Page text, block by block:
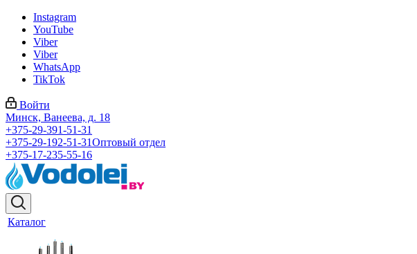
Instagram
YouTube
Viber
Viber
WhatsApp
TikTok
Войти
Минск, Ванеева, д. 18
+375-29-391-51-31
+375-29-192-51-31Оптовый отдел
+375-17-235-55-16
Каталог